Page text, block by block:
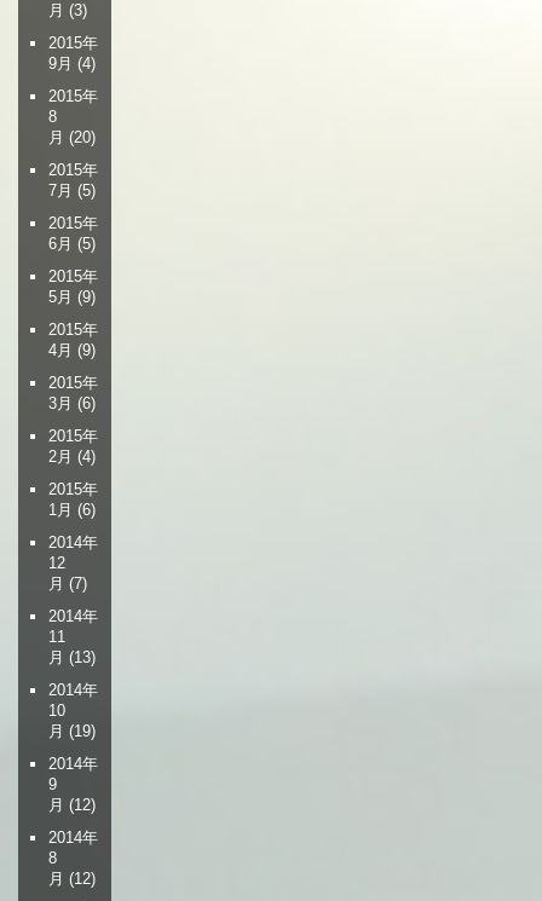
月 (3)
2015年
9月 (4)
2015年
8
月 (20)
2015年
7月 (5)
2015年
6月 (5)
2015年
5月 (9)
2015年
4月 (9)
2015年
3月 (6)
2015年
2月 (4)
2015年
1月 (6)
2014年
12
月 (7)
2014年
11
月 (13)
2014年
10
月 (19)
2014年
9
月 (12)
2014年
8
月 (12)